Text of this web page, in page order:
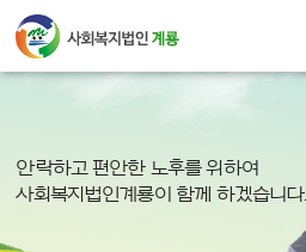
안락하고 편안한 노후를 위하여
사회복지법인계룡이 함께 하겠습니다.